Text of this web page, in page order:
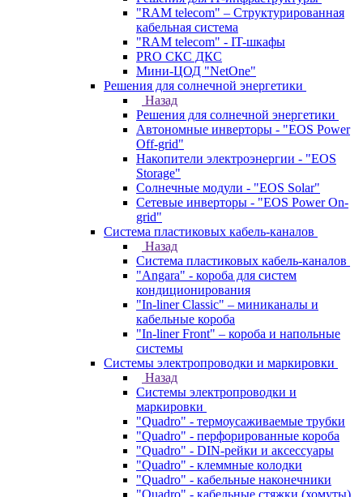
"RAM telecom" – Структурированная
кабельная система
"RAM telecom" - IT-шкафы
PRO СКС ДКС
Мини-ЦОД "NetOne"
Решения для солнечной энергетики
Назад
Решения для солнечной энергетики
Автономные инверторы - "EOS Power
Off-grid"
Накопители электроэнергии - "EOS
Storage"
Солнечные модули - "EOS Solar"
Сетевые инверторы - "EOS Power On-
grid"
Система пластиковых кабель-каналов
Назад
Система пластиковых кабель-каналов
"Angara" - короба для систем
кондиционирования
"In-liner Classic" – миниканалы и
кабельные короба
"In-liner Front" – короба и напольные
системы
Системы электропроводки и маркировки
Назад
Системы электропроводки и
маркировки
"Quadro" - термоусаживаемые трубки
"Quadro" - перфорированные короба
"Quadro" - DIN-рейки и аксессуары
"Quadro" - клеммные колодки
"Quadro" - кабельные наконечники
"Quadro" - кабельные стяжки (хомуты)